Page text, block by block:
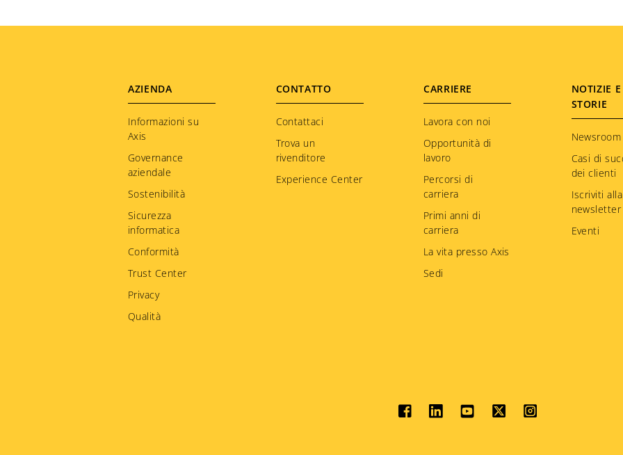
Footer
menu
AZIENDA
Informazioni su
Axis
Governance
aziendale
Sostenibilità
Sicurezza
informatica
Conformità
Trust Center
Privacy
Qualità
CONTATTO
Contattaci
Trova un
rivenditore
Experience Center
CARRIERE
Lavora con noi
Opportunità di
lavoro
Percorsi di
carriera
Primi anni di
carriera
La vita presso Axis
Sedi
NOTIZIE E
STORIE
Newsroom
Casi di
dei clienti
Iscriviti alla
newsletter
Eventi
Social